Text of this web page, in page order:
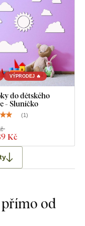
VÝPRODEJ 🔥
do dětského
- Sluníčko
(1)
Kč
od